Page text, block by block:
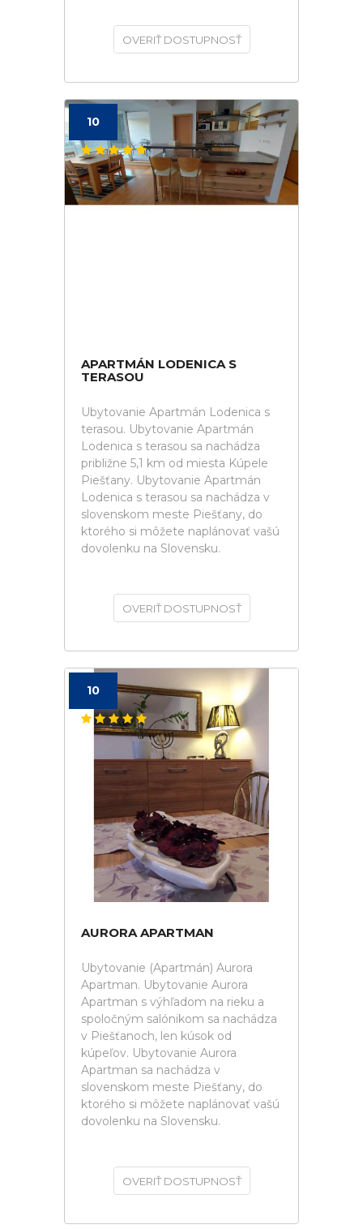
OVERIŤ DOSTUPNOSŤ
10
APARTMÁN LODENICA S
TERASOU
Ubytovanie Apartmán Lodenica s
terasou. Ubytovanie Apartmán
Lodenica s terasou sa nachádza
približne 5,1 km od miesta Kúpele
Piešťany. Ubytovanie Apartmán
Lodenica s terasou sa nachádza v
slovenskom meste Piešťany, do
ktorého si môžete naplánovať vašú
dovolenku na Slovensku.
OVERIŤ DOSTUPNOSŤ
10
AURORA APARTMAN
Ubytovanie (Apartmán) Aurora
Apartman. Ubytovanie Aurora
Apartman s výhľadom na rieku a
spoločným salónikom sa nachádza
v Piešťanoch, len kúsok od
kúpeľov. Ubytovanie Aurora
Apartman sa nachádza v
slovenskom meste Piešťany, do
ktorého si môžete naplánovať vašú
dovolenku na Slovensku.
OVERIŤ DOSTUPNOSŤ